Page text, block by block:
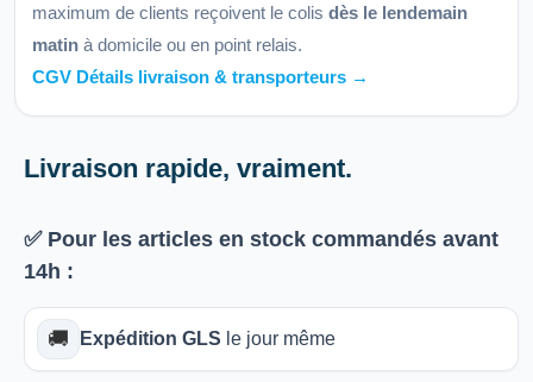
maximum de clients reçoivent le colis dès le lendemain
matin à domicile ou en point relais.
CGV Détails livraison & transporteurs →
Livraison rapide, vraiment.
✅ Pour les articles en stock commandés avant
14h :
🚚 Expédition GLS le jour même